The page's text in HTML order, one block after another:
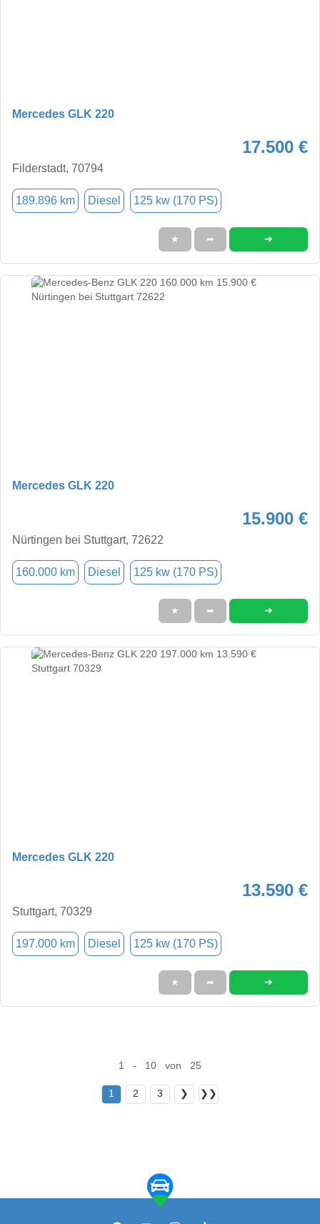
Mercedes GLK 220
17.500 €
Filderstadt, 70794
189.896 km Diesel 125 kw (170 PS)
★ ➦ ➜
Mercedes GLK 220
15.900 €
Nürtingen bei Stuttgart, 72622
160.000 km Diesel 125 kw (170 PS)
★ ➦ ➜
Mercedes GLK 220
13.590 €
Stuttgart, 70329
197.000 km Diesel 125 kw (170 PS)
★ ➦ ➜
1 - 10 von 25
1 2 3 ❯ ❯❯